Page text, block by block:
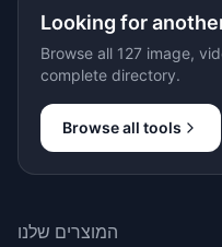
Looking for
Browse all 127 image,
complete directory.
Browse all tools
המוצרים שלנו